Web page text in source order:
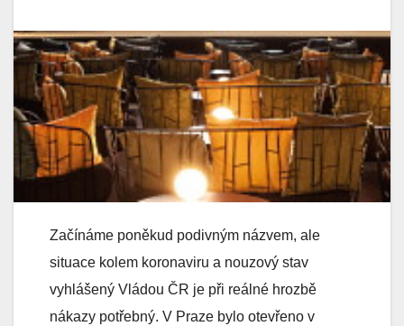
Začínáme poněkud podivným názvem, ale
situace kolem koronaviru a nouzový stav
vyhlášený Vládou ČR je při reálné hrozbě
nákazy potřebný. V Praze bylo otevřeno v